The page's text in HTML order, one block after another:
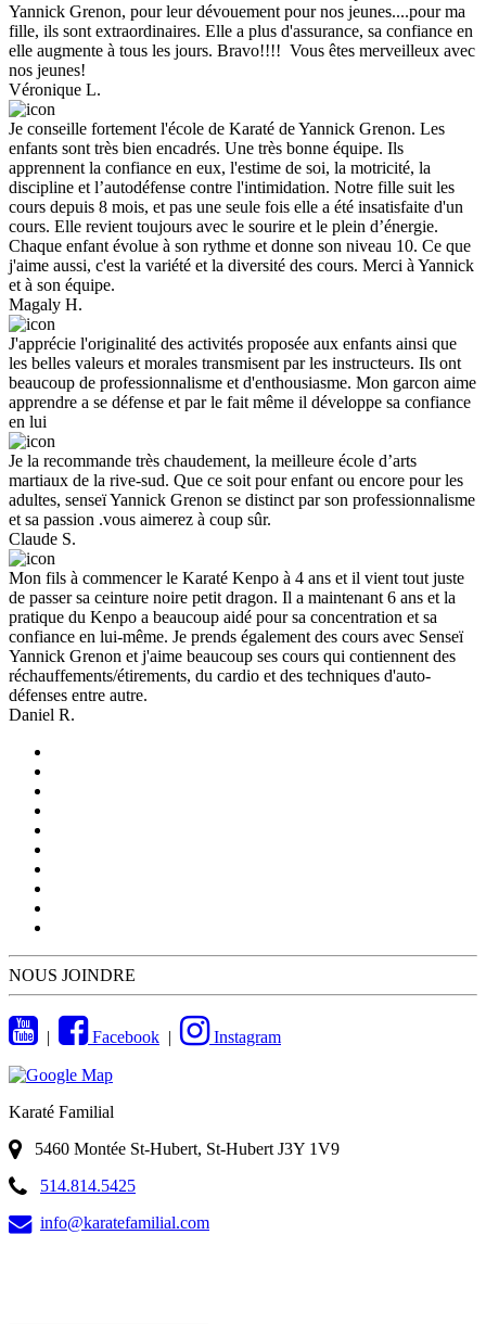
Yannick Grenon, pour leur dévouement pour nos jeunes....pour ma
fille, ils sont extraordinaires. Elle a plus d'assurance, sa confiance en
elle augmente à tous les jours. Bravo!!!! Vous êtes merveilleux avec
nos jeunes!
Véronique L.
Je conseille fortement l'école de Karaté de Yannick Grenon. Les
enfants sont très bien encadrés. Une très bonne équipe. Ils
apprennent la confiance en eux, l'estime de soi, la motricité, la
discipline et l’autodéfense contre l'intimidation. Notre fille suit les
cours depuis 8 mois, et pas une seule fois elle a été insatisfaite d'un
cours. Elle revient toujours avec le sourire et le plein d’énergie.
Chaque enfant évolue à son rythme et donne son niveau 10. Ce que
j'aime aussi, c'est la variété et la diversité des cours. Merci à Yannick
et à son équipe.
Magaly H.
J'apprécie l'originalité des activités proposée aux enfants ainsi que
les belles valeurs et morales transmisent par les instructeurs. Ils ont
beaucoup de professionnalisme et d'enthousiasme. Mon garcon aime
apprendre a se défense et par le fait même il développe sa confiance
en lui
Je la recommande très chaudement, la meilleure école d’arts
martiaux de la rive-sud. Que ce soit pour enfant ou encore pour les
adultes, senseï Yannick Grenon se distinct par son professionnalisme
et sa passion .vous aimerez à coup sûr.
Claude S.
Mon fils à commencer le Karaté Kenpo à 4 ans et il vient tout juste
de passer sa ceinture noire petit dragon. Il a maintenant 6 ans et la
pratique du Kenpo a beaucoup aidé pour sa concentration et sa
confiance en lui-même. Je prends également des cours avec Senseï
Yannick Grenon et j'aime beaucoup ses cours qui contiennent des
réchauffements/étirements, du cardio et des techniques d'auto-
défenses entre autre.
Daniel R.
NOUS JOINDRE
| Facebook | Instagram
Karaté Familial
5460 Montée St-Hubert, St-Hubert J3Y 1V9
514.814.5425
info@karatefamilial.com